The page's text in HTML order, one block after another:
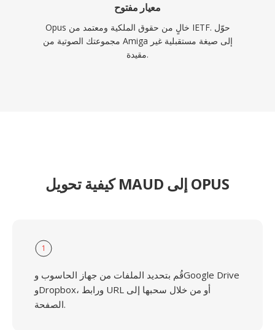
معيار مفتوح
Opus خالٍ من حقوق الملكية ومعتمد من IETF. حوّل
مجموعتك الصوتية من Amiga إلى صيغة مستقبلية غير
مقيدة.
كيفية تحويل MAUD إلى OPUS
1
قُم بتحديد الملفات من جهاز الحاسوب وGoogle Drive
وDropbox، ورابط URL أو من خلال سحبها إلى
الصفحة.